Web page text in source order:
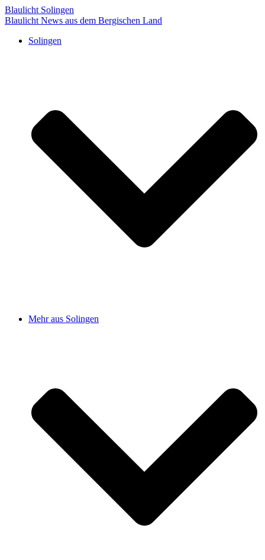
Blaulicht Solingen
Blaulicht News aus dem Bergischen Land
Solingen
Mehr aus Solingen